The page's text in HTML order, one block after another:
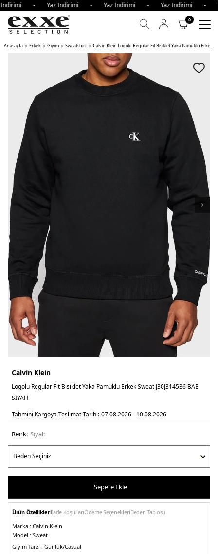
- Yaz İndirimi - Yaz İndirimi - Yaz
0
Anasayfa Erkek Giyim Sweatshirt Calvin Klein Logolu Regular Fit Bisiklet Yaka Pamuklu Erkek Sweat BAE
Calvin Klein
Logolu Regular Fit Bisiklet Yaka Pamuklu Erkek Sweat J30J314536 BAE
SİYAH
Tahmini Kargoya Teslimat Tarihi: 07.08.2026 - 10.08.2026
Renk: si̇yah
Sepete Ekle
Ürün Özellikleriİade KoşullarıÖdeme SeçenekleriBeden Tablosu
Marka : Calvin Klein
Model : Sweat
Giyim Tarzı : Günlük/Casual